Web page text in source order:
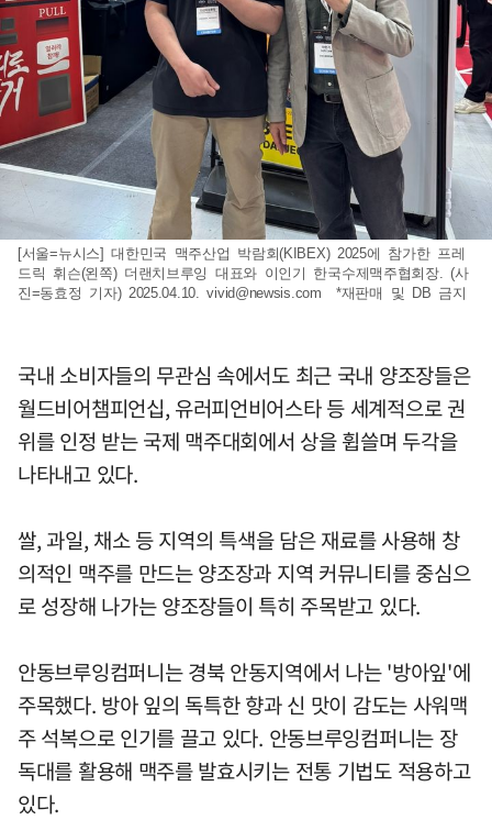
[서울=뉴시스] 대한민국 맥주산업 박람회(KIBEX) 2025에 참가한 프레
드릭 휘슨(왼쪽) 더랜치브루잉 대표와 이인기 한국수제맥주협회장. (사
진=동효정 기자) 2025.04.10.vivid@newsis.com *재판매 및 DB 금지
국내 소비자들의 무관심 속에서도 최근 국내 양조장들은
월드비어챔피언십, 유러피언비어스타 등 세계적으로 권
위를 인정 받는 국제 맥주대회에서 상을 휩쓸며 두각을
나타내고 있다.
쌀, 과일, 채소 등 지역의 특색을 담은 재료를 사용해 창
의적인 맥주를 만드는 양조장과 지역 커뮤니티를 중심으
로 성장해 나가는 양조장들이 특히 주목받고 있다.
안동브루잉컴퍼니는 경북 안동지역에서 나는 '방아잎'에
주목했다. 방아 잎의 독특한 향과 신 맛이 감도는 사워맥
주 석복으로 인기를 끌고 있다. 안동브루잉컴퍼니는 장
독대를 활용해 맥주를 발효시키는 전통 기법도 적용하고
있다.